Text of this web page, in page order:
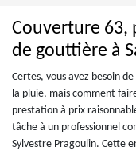
Couverture 63,
de gouttière à
Certes, vous avez besoin
la pluie, mais comment
prestation à prix
tâche à un professionnel
Sylvestre Pragoulin. Cette